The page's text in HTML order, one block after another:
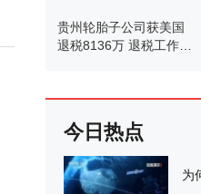
贵州轮胎子公司获美国
退税8136万 退税工作正
今日热点
为